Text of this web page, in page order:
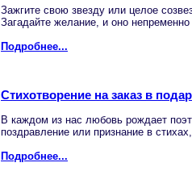
Зажгите свою звезду или целое
Загадайте желание, и оно непременно
Подробнее...
Стихотворение на заказ в
В каждом из нас любовь рождает
поздравление или признание в
Подробнее...